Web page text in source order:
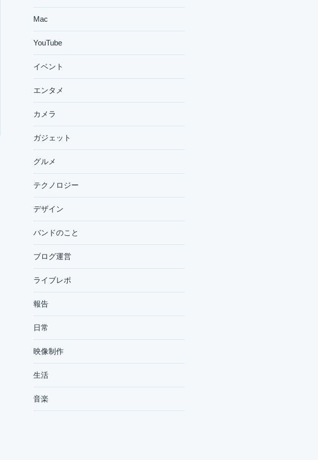
Mac
YouTube
イベント
エンタメ
カメラ
ガジェット
グルメ
テクノロジー
デザイン
バンドのこと
ブログ運営
ライブレポ
報告
日常
映像制作
生活
音楽